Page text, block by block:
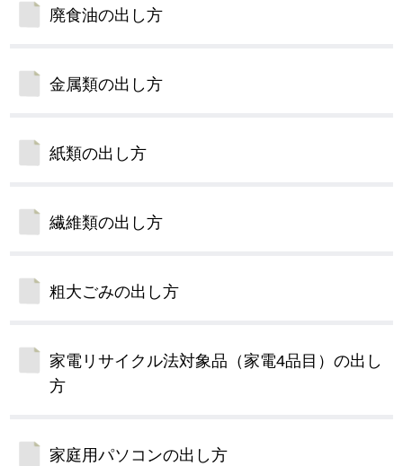
廃食油の出し方
金属類の出し方
紙類の出し方
繊維類の出し方
粗大ごみの出し方
家電リサイクル法対象品（家電4品目）の出し
方
家庭用パソコンの出し方